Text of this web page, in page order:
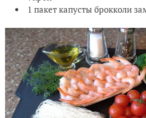
1 пакет капусты брокколи